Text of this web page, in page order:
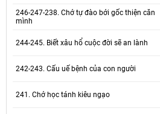
246-247-238. Chớ tự đào bới gốc thiện căn
mình
244-245. Biết xâu hổ cuộc đời sẽ an lành
242-243. Cấu uế bệnh của con người
241. Chớ học tánh kiêu ngạo